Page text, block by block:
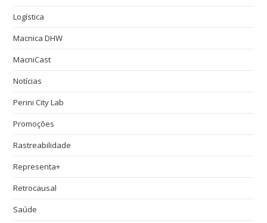
Logística
Macnica DHW
MacniCast
Notícias
Perini City Lab
Promoções
Rastreabilidade
Representa+
Retrocausal
Saúde